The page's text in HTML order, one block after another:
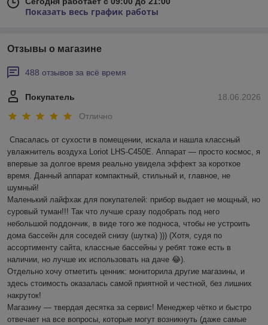
Показать весь график работы
Отзывы о магазине
488 отзывов за всё время
18.06.2026
Покупатель
Отлично
Спасалась от сухости в помещении, искала и нашла классный
увлажнитель воздуха Loriot LHS-C450E. Аппарат — просто космос, я
впервые за долгое время реально увидела эффект за короткое
время. Данный аппарат компактный, стильный и, главное, не
шумный!
Маленький лайфхак для покупателей: прибор выдает не мощный, но
суровый туман!!! Так что лучше сразу подобрать под него
небольшой поддончик, в виде того же подноса, чтобы не устроить
дома бассейн для соседей снизу (шутка) ))) (Хотя, судя по
ассортименту сайта, классные бассейны у ребят тоже есть в
наличии, но лучше их использовать на даче 😂).
Отдельно хочу отметить ценник: мониторила другие магазины, и
здесь стоимость оказалась самой приятной и честной, без лишних
накруток!
Магазину — твердая десятка за сервис! Менеджер чётко и быстро
отвечает на все вопросы, которые могут возникнуть (даже самые